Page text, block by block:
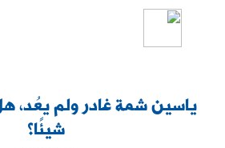
ياسين شمة غادر ولم يعُد،
شيئًا؟